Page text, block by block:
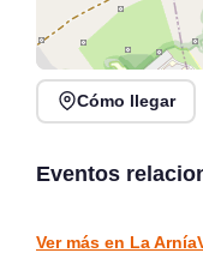
Cómo llegar
Eventos
Fiestas de
Cobreces
Ver más en La Arnía